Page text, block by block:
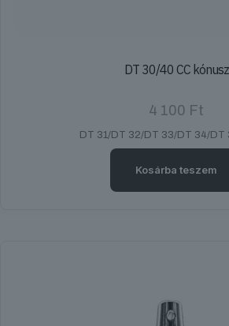
DT 30/40 CC kónusz
4 100 Ft
DT 31/DT 32/DT 33/DT 34/DT
Kosárba teszem